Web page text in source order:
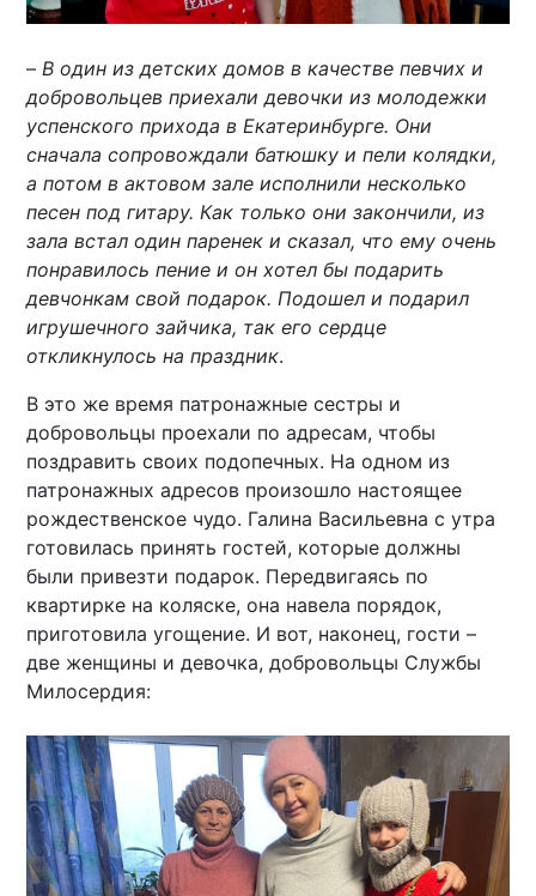
–В один из детских домов в качестве певчих и
добровольцев приехали девочки из молодежки
успенского прихода в Екатеринбурге. Они
сначала сопровождали батюшку и пели колядки,
а потом в актовом зале исполнили несколько
песен под гитару. Как только они закончили, из
зала встал один паренек и сказал, что ему очень
понравилось пение и он хотел бы подарить
девчонкам свой подарок. Подошел и подарил
игрушечного зайчика, так его сердце
откликнулось на праздник.
В это же время патронажные сестры и
добровольцы проехали по адресам, чтобы
поздравить своих подопечных. На одном из
патронажных адресов произошло настоящее
рождественское чудо. Галина Васильевна с утра
готовилась принять гостей, которые должны
были привезти подарок. Передвигаясь по
квартирке на коляске, она навела порядок,
приготовила угощение. И вот, наконец, гости –
две женщины и девочка, добровольцы Службы
Милосердия: